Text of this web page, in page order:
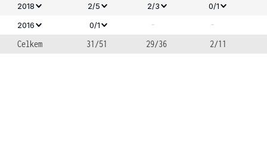
2018
2/5 2/3
0/1
2016
0/1 -
-
Celkem
31/51 29/36 2/11